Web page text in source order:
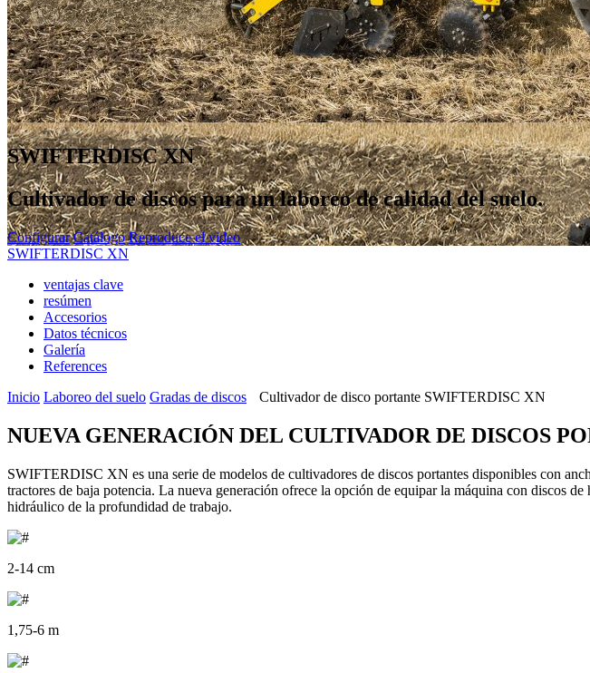
SWIFTERDISC XN
Cultivador de discos para un laboreo de calidad del suelo.
Configurar Catálogo Reproduce el video
SWIFTERDISC XN
ventajas clave
resúmen
Accesorios
Datos técnicos
Galería
References
Inicio Laboreo del suelo Gradas de discos Cultivador de disco portante SWIFTERDISC XN
NUEVA GENERACIÓN DEL CULTIVADOR DE DISCOS
SWIFTERDISC XN es una serie de modelos de cultivadores de discos portantes disponibles con
tractores de baja potencia. La nueva generación ofrece la opción de equipar la máquina con discos
hidráulico de la profundidad de trabajo.
2-14 cm
1,75-6 m